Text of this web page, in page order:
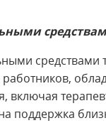
средствами
работников,
включая
поддержка